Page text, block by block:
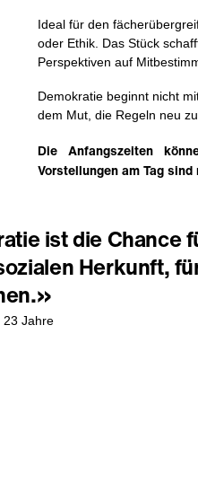
Ideal für den
oder Ethik. Das Stück
Perspektiven auf
Demokratie beginnt nicht
dem Mut, die Regeln neu
Die Anfangszeiten
Vorstellungen am Tag
ist die Chance
Herkunft,
23 Jahre